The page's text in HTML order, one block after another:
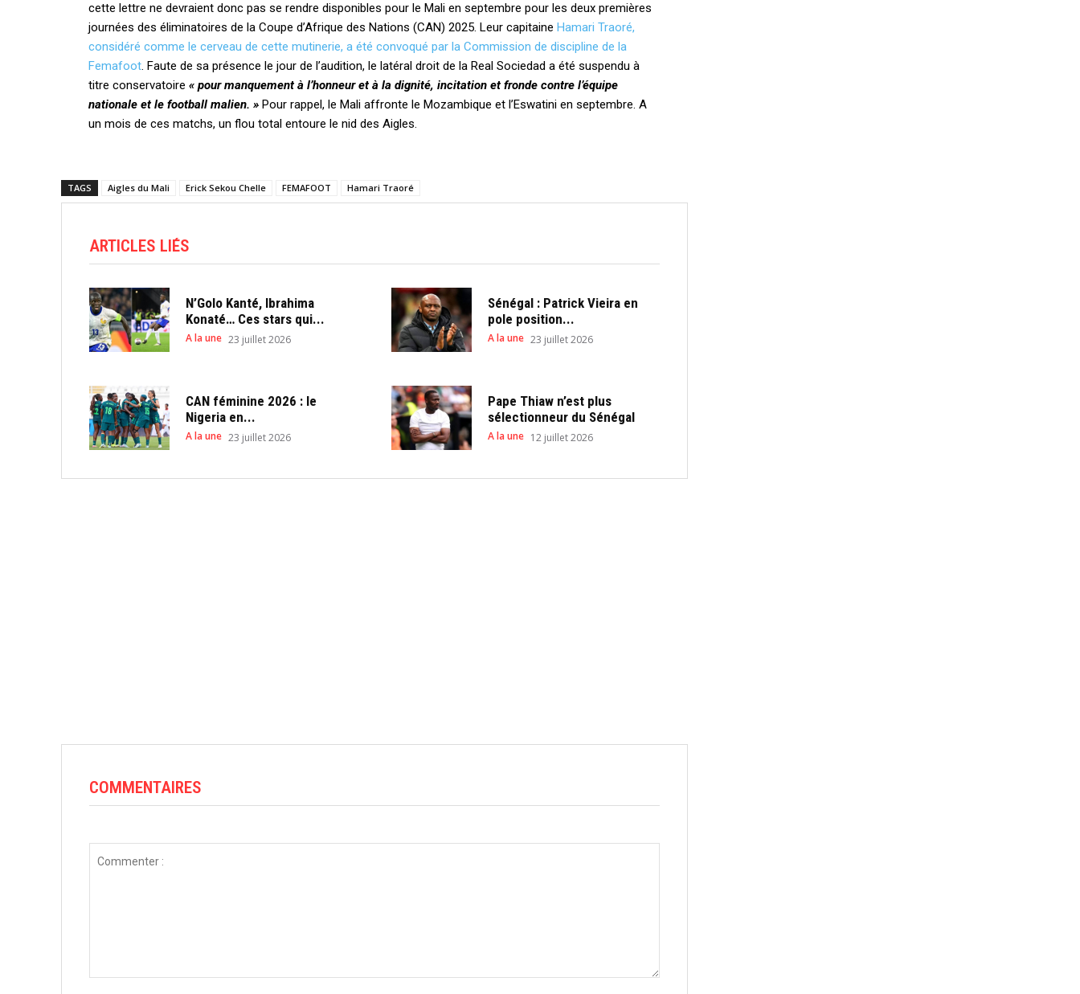
cette lettre ne devraient donc pas se rendre disponibles pour le Mali en septembre pour les deux premières
journées des éliminatoires de la Coupe d’Afrique des Nations (CAN) 2025. Leur capitaine Hamari Traoré,
considéré comme le cerveau de cette mutinerie, a été convoqué par la Commission de discipline de la
Femafoot. Faute de sa présence le jour de l’audition, le latéral droit de la Real Sociedad a été suspendu à
titre conservatoire « pour manquement à l’honneur et à la dignité, incitation et fronde contre l’équipe
nationale et le football malien. » Pour rappel, le Mali affronte le Mozambique et l’Eswatini en septembre. A
un mois de ces matchs, un flou total entoure le nid des Aigles.
TAGS Aigles du Mali Erick Sekou Chelle FEMAFOOT Hamari Traoré
ARTICLES LIÉS
N’Golo Kanté, Ibrahima
Konaté… Ces stars qui...
A la une 23 juillet 2026
Sénégal : Patrick Vieira en
pole position...
A la une 23 juillet 2026
CAN féminine 2026 : le
Nigeria en...
A la une 23 juillet 2026
Pape Thiaw n’est plus
sélectionneur du Sénégal
A la une 12 juillet 2026
COMMENTAIRES